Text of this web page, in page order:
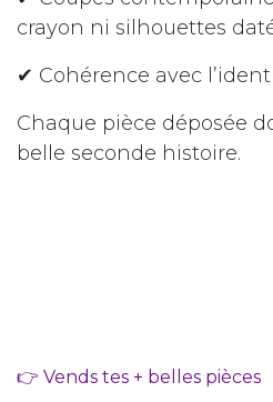
crayon ni silhouettes
✔ Cohérence avec
Chaque pièce déposée
belle seconde histoire.
👉 Vends tes + belles pièces